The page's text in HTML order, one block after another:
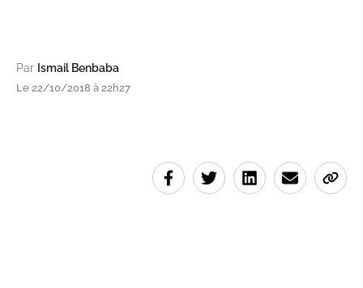
Par Ismail Benbaba
Le 22/10/2018 à 22h27